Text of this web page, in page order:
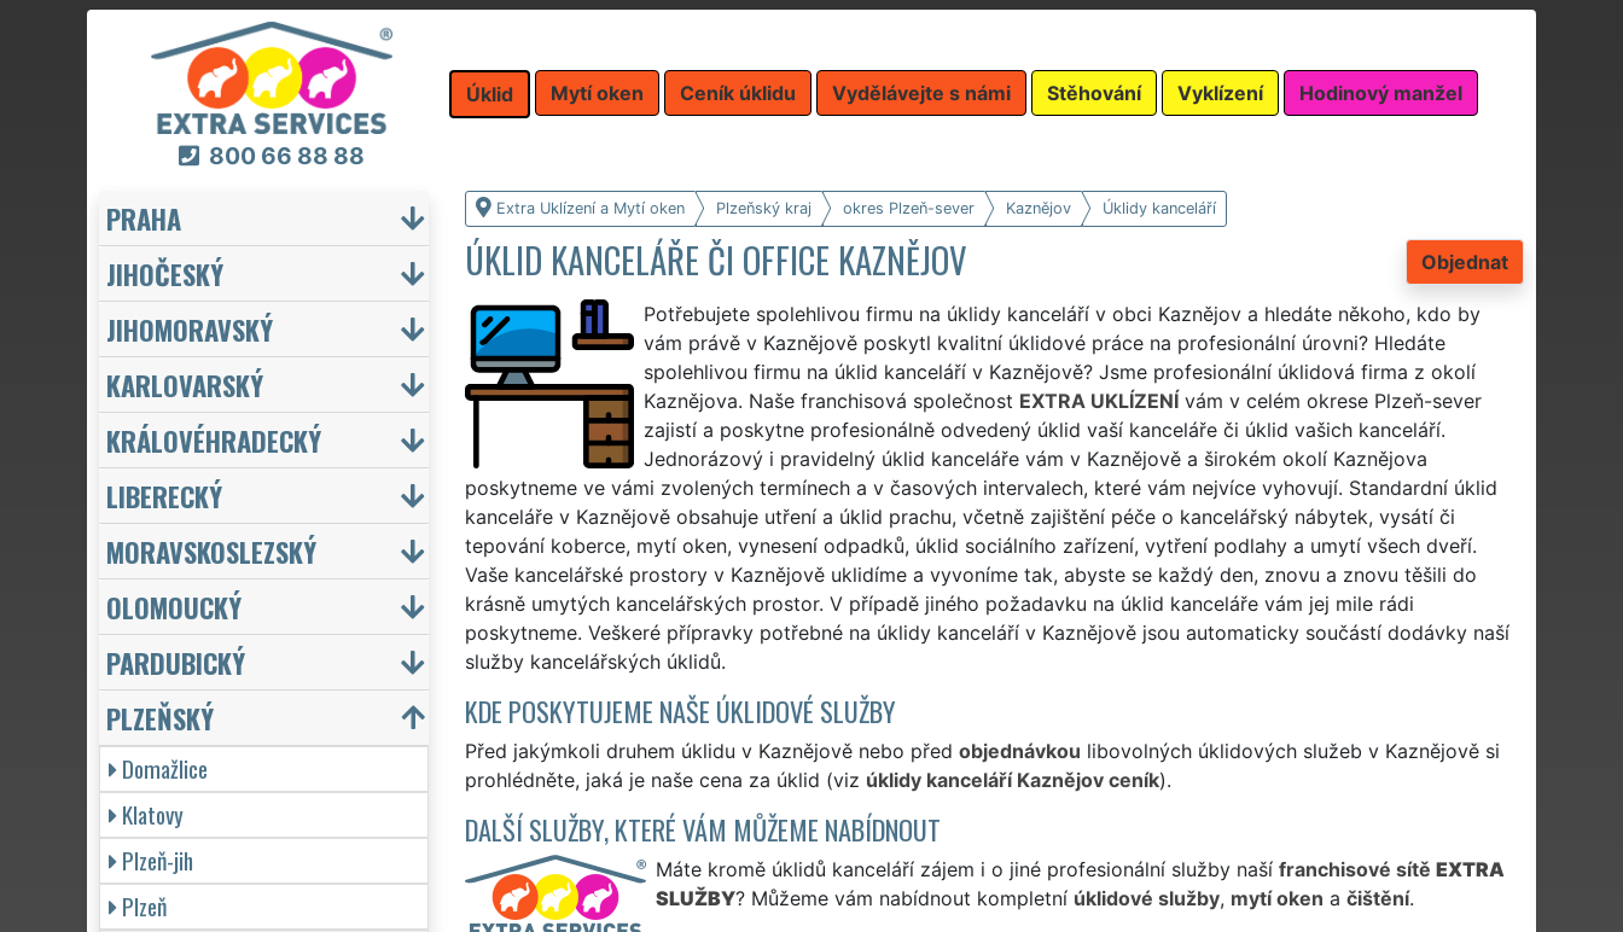
800 66 88 88
Úklid Mytí oken Ceník úklidu Vydělávejte s námi Stěhování Vyklízení Hodinový manžel
Extra Uklízení a Mytí oken Plzeňský kraj okres Plzeň-sever Kaznějov Úklidy kanceláří
Objednat
ÚKLID KANCELÁŘE ČI OFFICE KAZNĚJOV
Potřebujete spolehlivou firmu na úklidy kanceláří v obci Kaznějov a hledáte někoho, kdo by
vám právě v Kaznějově poskytl kvalitní úklidové práce na profesionální úrovni? Hledáte
spolehlivou firmu na úklid kanceláří v Kaznějově? Jsme profesionální úklidová firma z okolí
Kaznějova. Naše franchisová společnost EXTRA UKLÍZENÍvám v celém okrese Plzeň-sever
zajistí a poskytne profesionálně odvedený úklid vaší kanceláře či úklid vašich kanceláří.
Jednorázový i pravidelný úklid kanceláře vám v Kaznějově a širokém okolí Kaznějova
poskytneme ve vámi zvolených termínech a v časových intervalech, které vám nejvíce vyhovují. Standardní úklid
kanceláře v Kaznějově obsahuje utření a úklid prachu, včetně zajištění péče o kancelářský nábytek, vysátí či
tepování koberce, mytí oken, vynesení odpadků, úklid sociálního zařízení, vytření podlahy a umytí všech dveří.
Vaše kancelářské prostory v Kaznějově uklidíme a vyvoníme tak, abyste se každý den, znovu a znovu těšili do
krásně umytých kancelářských prostor. V případě jiného požadavku na úklid kanceláře vám jej mile rádi
poskytneme. Veškeré přípravky potřebné na úklidy kanceláří v Kaznějově jsou automaticky součástí dodávky naší
služby kancelářských úklidů.
KDE POSKYTUJEME NAŠE ÚKLIDOVÉ SLUŽBY
Před jakýmkoli druhem úklidu v Kaznějově nebo před objednávkou libovolných úklidových služeb v Kaznějově si
prohlédněte, jaká je naše cena za úklid (viz úklidy kanceláří Kaznějov ceník).
DALŠÍ SLUŽBY, KTERÉ VÁM MŮŽEME NABÍDNOUT
Máte kromě úklidů kanceláří zájem i o jiné profesionální služby naší franchisové sítě EXTRA
SLUŽBY? Můžeme vám nabídnout kompletní úklidové služby, mytí oken a čištění.
PRAHA
JIHOČESKÝ
JIHOMORAVSKÝ
KARLOVARSKÝ
KRÁLOVÉHRADECKÝ
LIBERECKÝ
MORAVSKOSLEZSKÝ
OLOMOUCKÝ
PARDUBICKÝ
PLZEŇSKÝ
Domažlice
Klatovy
Plzeň-jih
Plzeň